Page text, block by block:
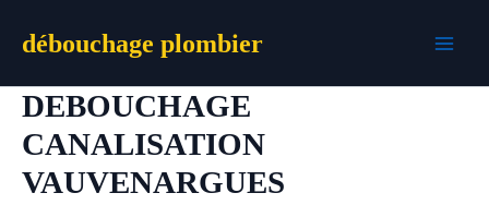
débouchage plombier
DEBOUCHAGE
CANALISATION
VAUVENARGUES